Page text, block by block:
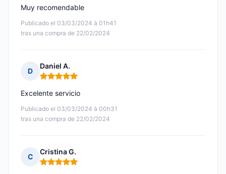
Publicado el 03/03/2024 à 01h41
tras una compra de 22/02/2024
Muy recomendable
D
Daniel A.
Nota: 5 de 5
Publicado el 03/03/2024 à 00h31
tras una compra de 22/02/2024
Excelente servicio
C
Cristina G.
Nota: 5 de 5